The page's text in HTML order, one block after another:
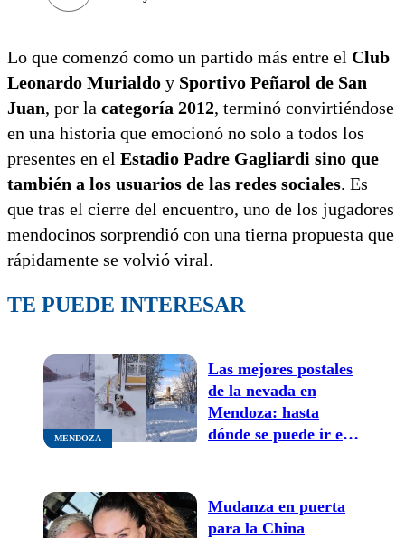
Lo que comenzó como un partido más entre el Club
Leonardo Murialdo y Sportivo Peñarol de San
Juan, por la categoría 2012, terminó convirtiéndose
en una historia que emocionó no solo a todos los
presentes en el Estadio Padre Gagliardi sino que
también a los usuarios de las redes sociales. Es
que tras el cierre del encuentro, uno de los jugadores
mendocinos sorprendió con una tierna propuesta que
rápidamente se volvió viral.
TE PUEDE INTERESAR
MENDOZA
Las mejores postales
de la nevada en
Mendoza: hasta
dónde se puede ir este
Mudanza en puerta
para la China